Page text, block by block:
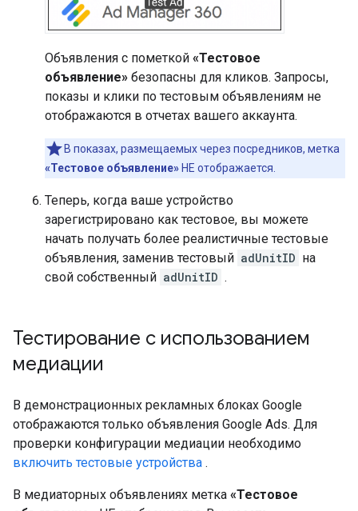
Объявления с пометкой «Тестовое
объявление» безопасны для кликов. Запросы,
показы и клики по тестовым объявлениям не
отображаются в отчетах вашего аккаунта.
В показах, размещаемых через посредников, метка
«Тестовое объявление» НЕ отображается.
Теперь, когда ваше устройство
зарегистрировано как тестовое, вы можете
начать получать более реалистичные тестовые
объявления, заменив тестовый adUnitID на
свой собственный adUnitID .
Тестирование с использованием
медиации
В демонстрационных рекламных блоках Google
отображаются только объявления Google Ads. Для
проверки конфигурации медиации необходимо
включить тестовые устройства .
В медиаторных объявлениях метка «Тестовое